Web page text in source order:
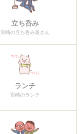
立ち呑み
宮崎の立ち呑み屋さん
ランチ
宮崎のランチ